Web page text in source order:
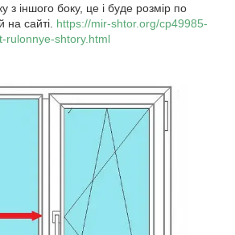
з іншого боку, це і буде розмір по
на сайті. https://mir-shtor.org/cp49985-
rulonnye-shtory.html